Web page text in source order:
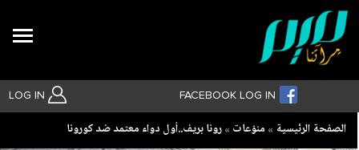
LOG IN FACEBOOK LOG IN
Breadcrumb
الصفحة الرئيسية منوّعات رونا بريف..أول دواء معتمد ضد كورونا